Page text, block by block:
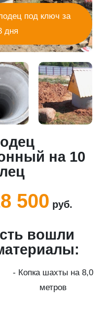
под ключ за
дня
на 10
500 руб.
вошли
- Копка шахты на 8,0
метров